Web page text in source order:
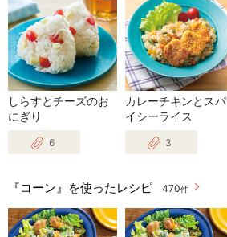
しらすとチーズのお
にぎり
6
カレーチキンとスパ
イシーライス
3
『コーン』を使ったレシピ 470件